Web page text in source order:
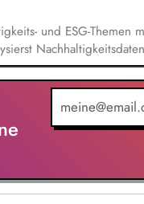
und ESG-Themen
Konzernreporting. Du
Du wirkst bei der
unseres